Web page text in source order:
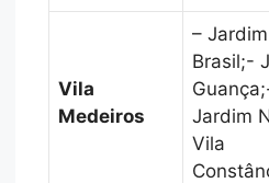
Vila
Medeiros
– Jardim
Brasil;-
Jardim
Vila